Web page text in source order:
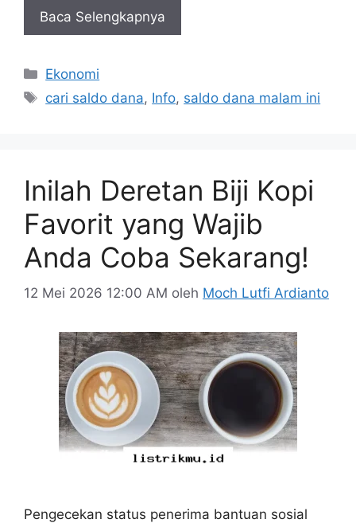
Baca Selengkapnya
Kategori
Ekonomi
Tag
cari saldo dana, Info, saldo dana malam ini
Inilah Deretan Biji Kopi
Favorit yang Wajib
Anda Coba Sekarang!
12 Mei 2026 12:00 AM oleh Moch Lutfi Ardianto
Pengecekan status penerima bantuan sosial